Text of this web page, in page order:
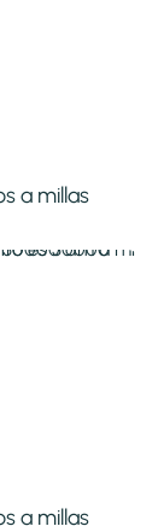
a millas
a millas